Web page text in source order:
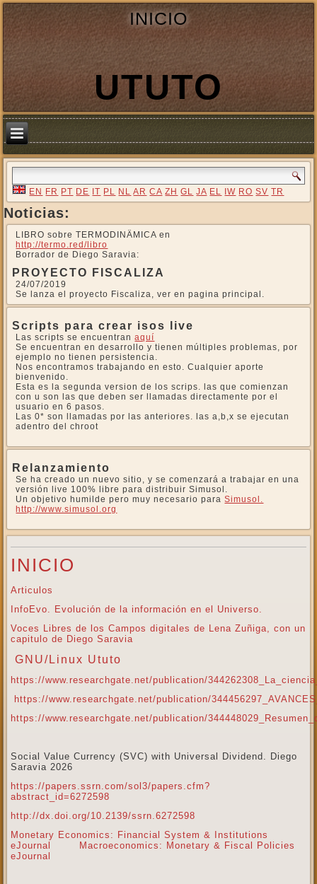
INICIO
UTUTO
EN FR PT DE IT PL NL AR CA ZH GL JA EL IW RO SV TR
Noticias:
LIBRO sobre TERMODINÄMICA en
http://termo.red/libro
Borrador de Diego Saravia:
PROYECTO FISCALIZA
24/07/2019
Se lanza el proyecto Fiscaliza, ver en pagina principal.
Scripts para crear isos live
Las scripts se encuentranaquí
Se encuentran en desarrollo y tienen múltiples problemas, por
ejemplo no tienen persistencia.
Nos encontramos trabajando en esto. Cualquier aporte
bienvenido.
Esta es la segunda version de los scrips. las que comienzan
con u son las que deben ser llamadas directamente por el
usuario en 6 pasos.
Las 0* son llamadas por las anteriores. las a,b,x se ejecutan
adentro del chroot
Relanzamiento
Se ha creado un nuevo sitio, y se comenzará a trabajar en una
versión live 100% libre para distribuir Simusol.
Un objetivo humilde pero muy necesario paraSimusol.
http://www.simusol.org
INICIO
Articulos
InfoEvo. Evolución de la información en el Universo.
Voces Libres de los Campos digitales de Lena Zuñiga, con un
capitulo de Diego Saravia
GNU/Linux Ututo
https://www.researchgate.net/publication/
https://www.researchgate.net/publication/
https://www.researchgate.net/publication/
Social Value Currency (SVC) with Universal Dividend. Diego
Saravia 2026
https://papers.ssrn.com/sol3/papers.cfm?
abstract_id=6272598
http://dx.doi.org/10.2139/ssrn.6272598
Monetary Economics: Financial System & Institutions
eJournal
Macroeconomics: Monetary & Fiscal Policies
eJournal